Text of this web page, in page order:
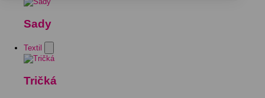
Sady
Textil
Tričká